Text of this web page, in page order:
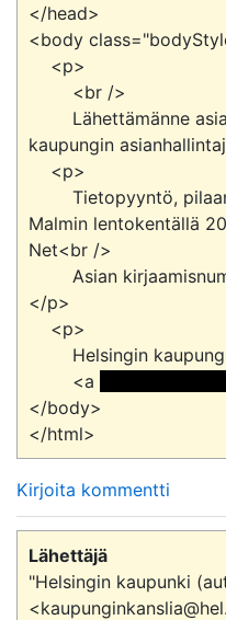
</head>
<body
kaupungin
Malmin lentokentällä
Net<br />
</p>
        <a
</body>
Kirjoita kommentti
Lähettäjä
"Helsingin kaupunki